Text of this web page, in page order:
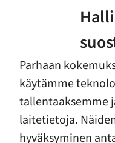
Parhaan
käytämme
tallentaaksemme
laitetietoja.
hyväksyminen
Towards a
ISSUU-LINK